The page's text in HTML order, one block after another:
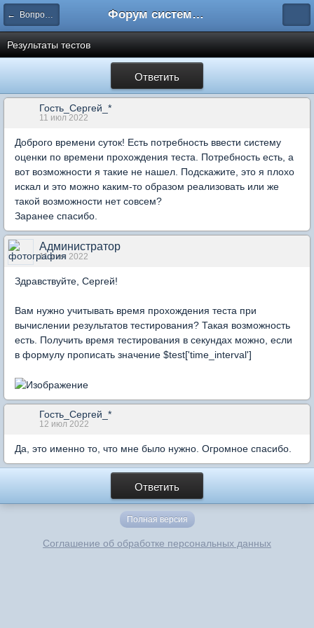
← Вопросы составления тестов Форум системы тестирования INDIGO
Результаты тестов
Ответить
Гость_Сергей_*
11 июл 2022
Доброго времени суток! Есть потребность ввести систему
оценки по времени прохождения теста. Потребность есть, а
вот возможности я такие не нашел. Подскажите, это я плохо
искал и это можно каким-то образом реализовать или же
такой возможности нет совсем?
Заранее спасибо.
Администратор
11 июл 2022
Здравствуйте, Сергей!
Вам нужно учитывать время прохождения теста при
вычислении результатов тестирования? Такая возможность
есть. Получить время тестирования в секундах можно, если
в формулу прописать значение $test['time_interval']
Гость_Сергей_*
12 июл 2022
Да, это именно то, что мне было нужно. Огромное спасибо.
Ответить
Полная версия
Соглашение об обработке персональных данных